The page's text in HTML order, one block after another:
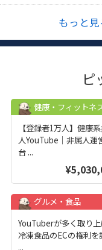
もっと見
ピ
健康・フィットネ
【登録者1万人】健康
人YouTube｜非属人運
台 ...
グルメ・食品
YouTuberが多く取り
冷凍食品のECの権利を
...